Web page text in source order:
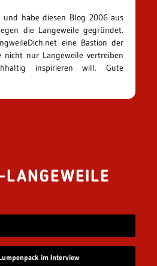
und habe diesen Blog 2006 aus
die Langeweile gegründet.
eine Bastion der
nur Langeweile vertreiben
inspirieren will. Gute
im Interview